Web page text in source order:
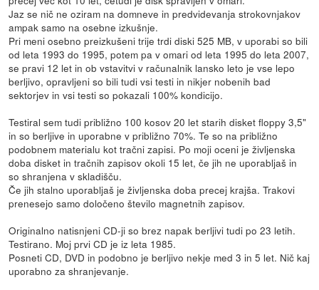
Jaz se nič ne oziram na domneve in predvidevanja strokovnjakov
ampak samo na osebne izkušnje.
Pri meni osebno preizkušeni trije trdi diski 525 MB, v uporabi so bili
od leta 1993 do 1995, potem pa v omari od leta 1995 do leta 2007,
se pravi 12 let in ob vstavitvi v računalnik lansko leto je vse lepo
berljivo, opravljeni so bili tudi vsi testi in nikjer nobenih bad
sektorjev in vsi testi so pokazali 100% kondicijo.
Testiral sem tudi približno 100 kosov 20 let starih disket floppy 3,5"
in so berljive in uporabne v približno 70%. Te so na približno
podobnem materialu kot tračni zapisi. Po moji oceni je življenska
doba disket in tračnih zapisov okoli 15 let, če jih ne uporabljaš in
so shranjena v skladišču.
Če jih stalno uporabljaš je življenska doba precej krajša. Trakovi
prenesejo samo določeno število magnetnih zapisov.
Originalno natisnjeni CD-ji so brez napak berljivi tudi po 23 letih.
Testirano. Moj prvi CD je iz leta 1985.
Posneti CD, DVD in podobno je berljivo nekje med 3 in 5 let. Nič kaj
uporabno za shranjevanje.